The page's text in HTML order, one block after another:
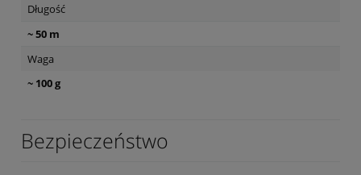
Długość
~ 50 m
Waga
~ 100 g
Bezpieczeństwo